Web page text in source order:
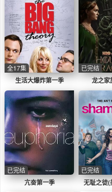
生活大爆炸第一季
全17集
龙之家
已完结
亢奋第一季
已完结
无耻之徒(
已完结